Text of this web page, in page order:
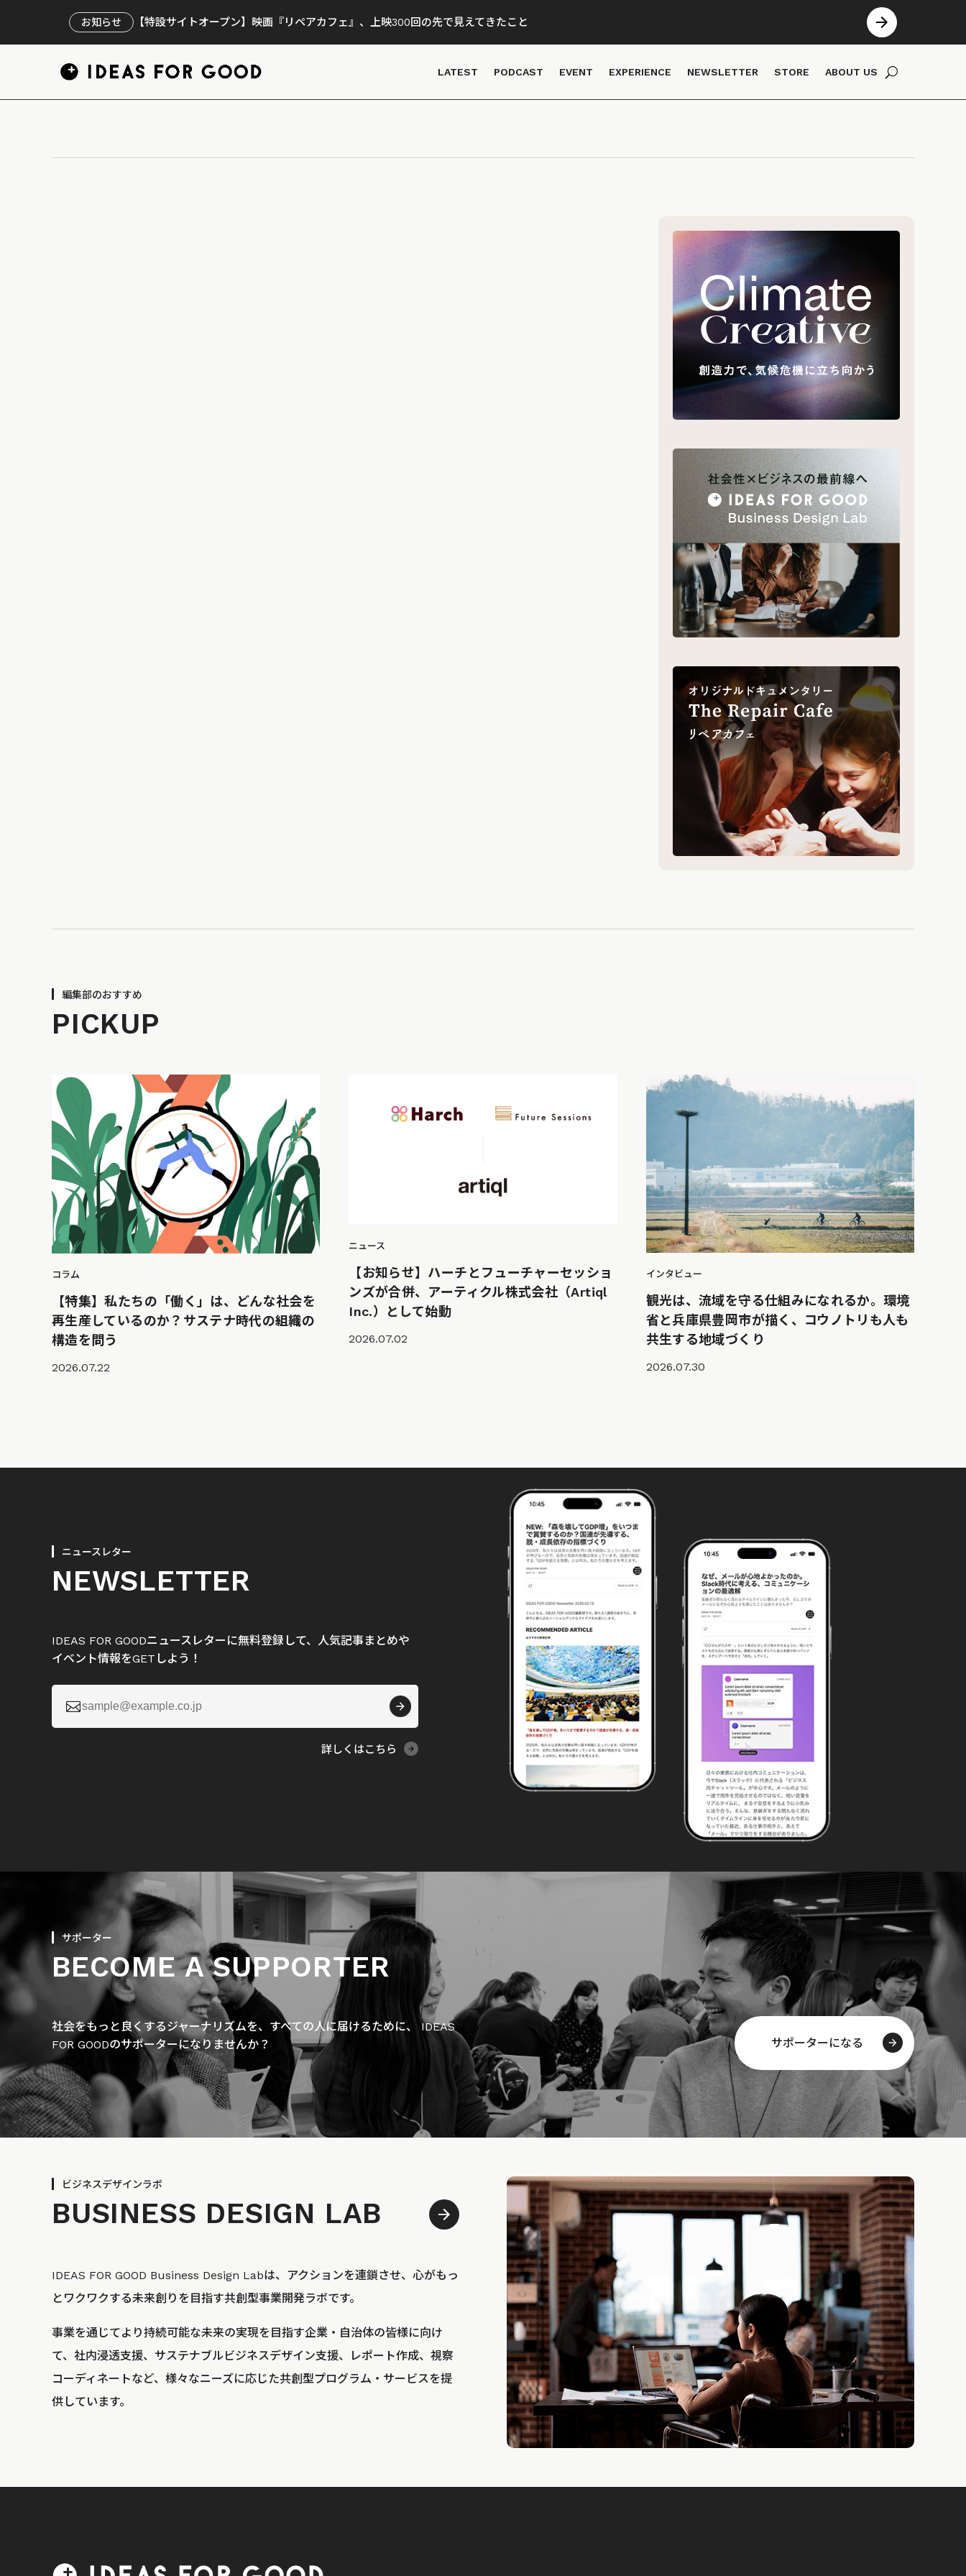
お知らせ 【特設サイトオープン】映画『リペアカフェ』、上映300回の先で見えてきたこと
LATEST PODCAST EVENT EXPERIENCE NEWSLETTER STORE ABOUT US
編集部のおすすめ
PICKUP
コラム
【特集】私たちの「働く」は、どんな社会を
再生産しているのか？サステナ時代の組織の
構造を問う
2026.07.22
ニュース
【お知らせ】ハーチとフューチャーセッショ
ンズが合併、アーティクル株式会社（Artiql
Inc.）として始動
2026.07.02
インタビュー
観光は、流域を守る仕組みになれるか。環境
省と兵庫県豊岡市が描く、コウノトリも人も
共生する地域づくり
2026.07.30
ニュースレター
NEWSLETTER
IDEAS FOR GOODニュースレターに無料登録して、人気記事まとめや
イベント情報をGETしよう！

詳しくはこちら
サポーター
BECOME A SUPPORTER
社会をもっと良くするジャーナリズムを、すべての人に届けるために、 IDEAS
FOR GOODのサポーターになりませんか？
サポーターになる
ビジネスデザインラボ
BUSINESS DESIGN LAB
IDEAS FOR GOOD Business Design Labは、アクションを連鎖させ、心がもっ
とワクワクする未来創りを目指す共創型事業開発ラボです。
事業を通じてより持続可能な未来の実現を目指す企業・自治体の皆様に向け
て、社内浸透支援、サステナブルビジネスデザイン支援、レポート作成、視察
コーディネートなど、様々なニーズに応じた共創型プログラム・サービスを提
供しています。